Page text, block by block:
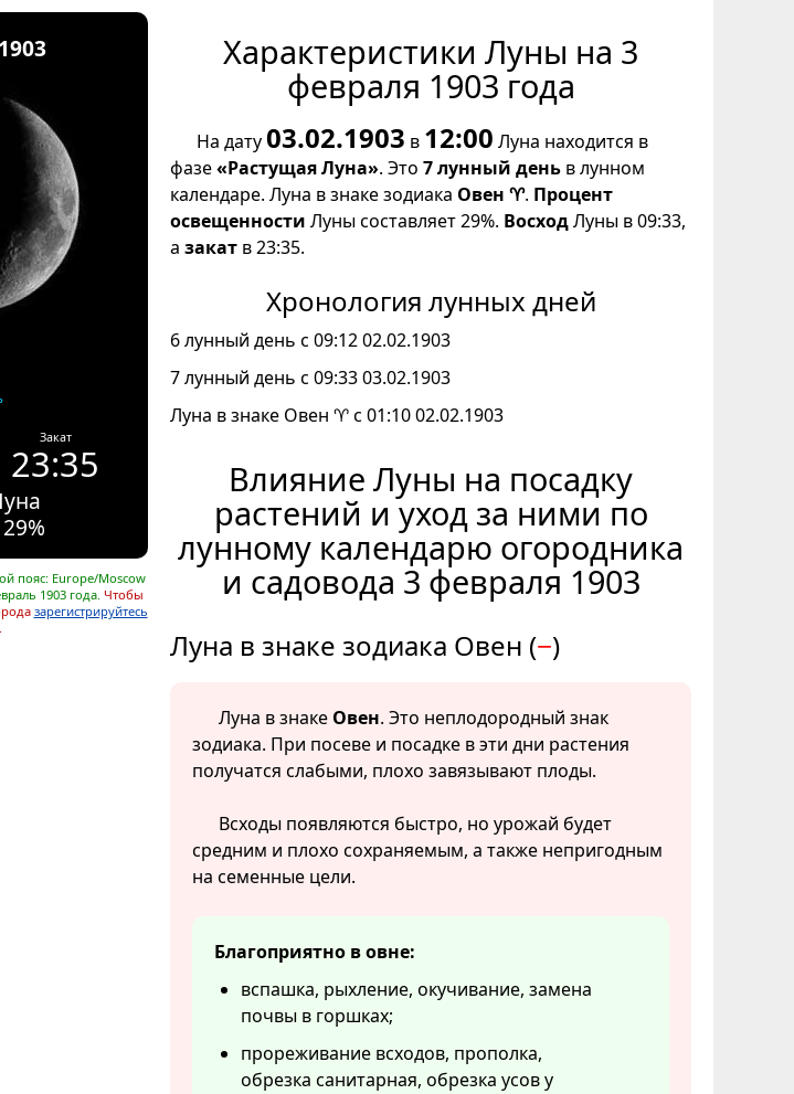
Закат
23:35
пояс: Europe/Moscow
1903 года. Чтобы
зарегистрируйтесь
Характеристики Луны на 3
февраля 1903 года
На дату03.02.1903 в 12:00 Луна находится в
фазе«Растущая Луна». Это 7 лунный день в лунном
календаре. Луна в знаке зодиака Овен ♈. Процент
освещенности Луны составляет 29%. ВосходЛуны в 09:33,
а закат в 23:35.
Хронология лунных дней
6 лунный день с 09:12 02.02.1903
7 лунный день с 09:33 03.02.1903
Луна в знаке Овен ♈ с 01:10 02.02.1903
Влияние Луны на посадку
растений и уход за ними по
лунному календарю огородника
и садовода 3 февраля 1903
Луна в знаке зодиака Овен (−)
Луна в знаке Овен. Это неплодородный знак
зодиака. При посеве и посадке в эти дни растения
получатся слабыми, плохо завязывают плоды.
Всходы появляются быстро, но урожай будет
средним и плохо сохраняемым, а также непригодным
на семенные цели.
Благоприятно в овне:
вспашка, рыхление, окучивание, замена
почвы в горшках;
прореживание всходов, прополка,
обрезка санитарная, обрезка усов у